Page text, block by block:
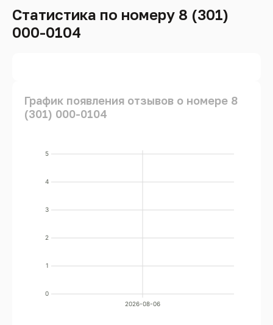
Статистика по номеру 8 (301)
000-0104
График появления отзывов о номере 8
(301) 000-0104
0
1
2
3
4
5
2026-08-06